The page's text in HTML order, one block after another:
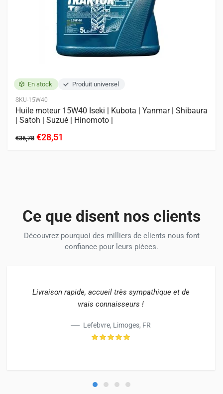
En stock Produit universel
SKU-15W40
Huile moteur 15W40 Iseki | Kubota | Yanmar | Shibaura
| Satoh | Suzué | Hinomoto |
€36,78 €28,51
Ce que disent nos clients
Découvrez pourquoi des milliers de clients nous font
confiance pour leurs pièces.
Livraison rapide, accueil très sympathique et de
vrais connaisseurs !
Lefebvre, Limoges, FR